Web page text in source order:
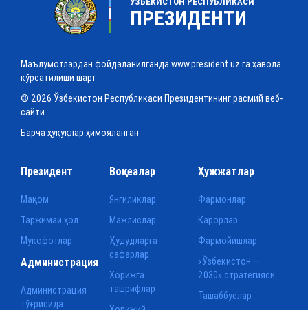
ПРЕЗИДЕНТИ
Маълумотлардан фойдаланилганда www.president.uz га ҳавола
кўрсатилиши шарт
© 2026 Ўзбекистон Республикаси Президентининг расмий веб-
сайти
Барча ҳуқуқлар ҳимояланган
Президент
Мақом
Таржимаи ҳол
Мукофотлар
Воқеалар
Янгиликлар
Мажлислар
Ҳудудларга
сафарлар
Хорижга
ташрифлар
Ҳужжатлар
Фармонлар
Қарорлар
Фармойишлар
«Ўзбекистон —
2030» стратегияси
Ташаббуслар
Администрация
Администрация
тўғрисида